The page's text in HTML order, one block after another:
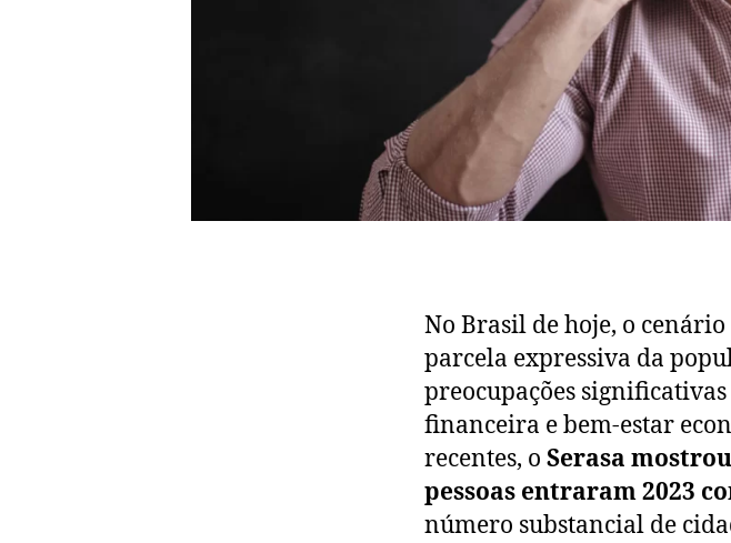
No Brasil de hoje, o
parcela expressiva da
preocupações
financeira e bem-estar
recentes, o Serasa
pessoas entraram 2023
número substancial de